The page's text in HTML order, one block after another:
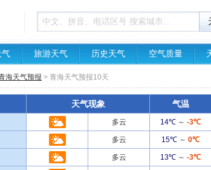
气 旅游天气 历史天气 空气质量
海天气预报 > 青海天气预报10天
天气现象 气温
多云 14℃ ～ -3℃
多云 15℃ ～ 0℃
多云 13℃ ～ -3℃